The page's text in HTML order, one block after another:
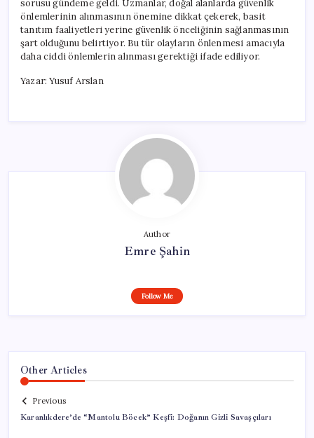
sorusu gündeme geldi. Uzmanlar, doğal alanlarda güvenlik
önlemlerinin alınmasının önemine dikkat çekerek, basit
tanıtım faaliyetleri yerine güvenlik önceliğinin sağlanmasının
şart olduğunu belirtiyor. Bu tür olayların önlenmesi amacıyla
daha ciddi önlemlerin alınması gerektiği ifade ediliyor.
Yazar: Yusuf Arslan
Author
Emre Şahin
Follow Me
Other Articles
Previous
Karanlıkdere’de “Mantolu Böcek” Keşfi: Doğanın Gizli Savaşçıları